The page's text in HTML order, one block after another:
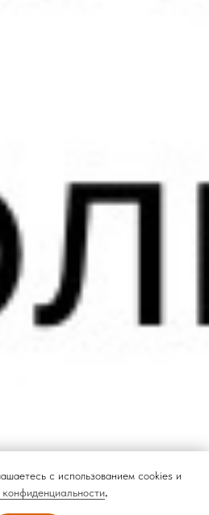
с использованием cookies и
конфиденциальности.